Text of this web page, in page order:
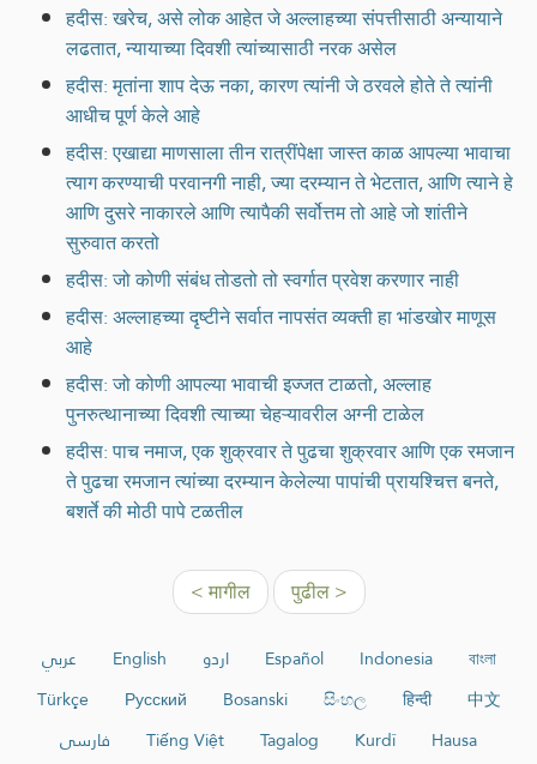
हदीस: खरेच, असे लोक आहेत जे अल्लाहच्या संपत्तीसाठी अन्यायाने
लढतात, न्यायाच्या दिवशी त्यांच्यासाठी नरक असेल
हदीस: मृतांना शाप देऊ नका, कारण त्यांनी जे ठरवले होते ते त्यांनी
आधीच पूर्ण केले आहे
हदीस: एखाद्या माणसाला तीन रात्रींपेक्षा जास्त काळ आपल्या भावाचा
त्याग करण्याची परवानगी नाही, ज्या दरम्यान ते भेटतात, आणि त्याने हे
आणि दुसरे नाकारले आणि त्यापैकी सर्वोत्तम तो आहे जो शांतीने
सुरुवात करतो
हदीस: जो कोणी संबंध तोडतो तो स्वर्गात प्रवेश करणार नाही
हदीस: अल्लाहच्या दृष्टीने सर्वात नापसंत व्यक्ती हा भांडखोर माणूस
आहे
हदीस: जो कोणी आपल्या भावाची इज्जत टाळतो, अल्लाह
पुनरुत्थानाच्या दिवशी त्याच्या चेहऱ्यावरील अग्नी टाळेल
हदीस: पाच नमाज, एक शुक्रवार ते पुढचा शुक्रवार आणि एक रमजान
ते पुढचा रमजान त्यांच्या दरम्यान केलेल्या पापांची प्रायश्चित्त बनते,
बशर्ते की मोठी पापे टळतील
< मागील पुढील >
عربي English اردو Español Indonesia
বাংলা
Türkçe
Русский Bosanski සිංහල हिन्दी
中文
فارسی
Tiếng Việt Tagalog Kurdî
Hausa